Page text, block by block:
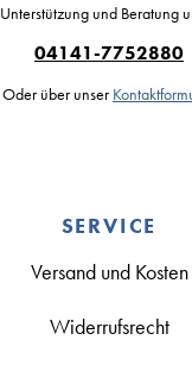
Unterstützung und Beratung
04141-7752880
Oder über unser
SERVICE
Versand und Kosten
Widerrufsrecht